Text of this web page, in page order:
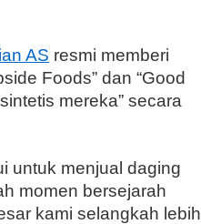
AS resmi memberi
Foods” dan “Good
mereka” secara
untuk menjual daging
momen bersejarah
kami selangkah lebih